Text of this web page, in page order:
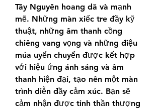
Tây Nguyên hoang dã và mạnh
mẽ. Những màn xiếc tre đầy kỹ
thuật, những âm thanh cồng
chiêng vang vọng và những điệu
múa uyển chuyển được kết hợp
với hiệu ứng ánh sáng và âm
thanh hiện đại, tạo nên một màn
trình diễn đầy cảm xúc. Bạn sẽ
cảm nhận được tinh thần thượng